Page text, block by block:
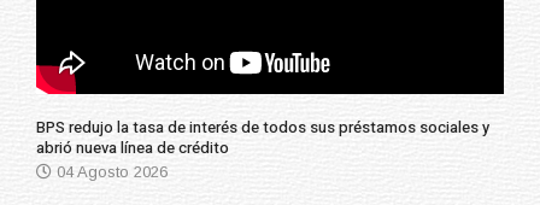
BPS redujo la tasa de interés de todos sus préstamos sociales y
abrió nueva línea de crédito
04 Agosto 2026